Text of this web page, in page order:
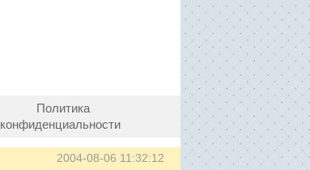
Политика
конфиденциальности
2004-08-06 11:32:12